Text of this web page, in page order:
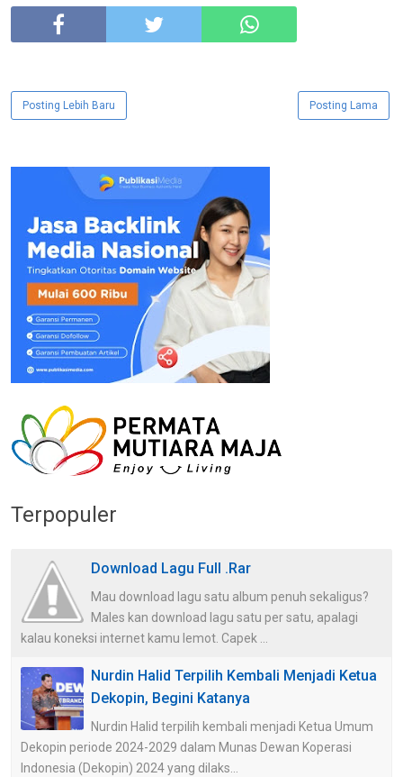
Posting Lebih Baru Posting Lama
Terpopuler
Download Lagu Full .Rar
Mau download lagu satu album penuh sekaligus?
Males kan download lagu satu per satu, apalagi
kalau koneksi internet kamu lemot. Capek ...
Nurdin Halid Terpilih Kembali Menjadi Ketua
Dekopin, Begini Katanya
Nurdin Halid terpilih kembali menjadi Ketua Umum
Dekopin periode 2024-2029 dalam Munas Dewan Koperasi
Indonesia (Dekopin) 2024 yang dilaks...